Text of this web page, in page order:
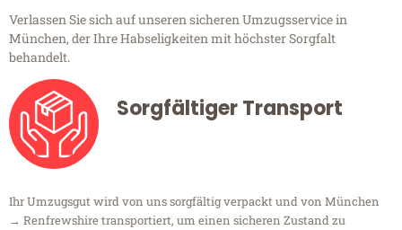
Verlassen Sie sich auf unseren sicheren Umzugsservice in
München, der Ihre Habseligkeiten mit höchster Sorgfalt
behandelt.
Sorgfältiger Transport
Ihr Umzugsgut wird von uns sorgfältig verpackt und von München
→ Renfrewshire transportiert, um einen sicheren Zustand zu